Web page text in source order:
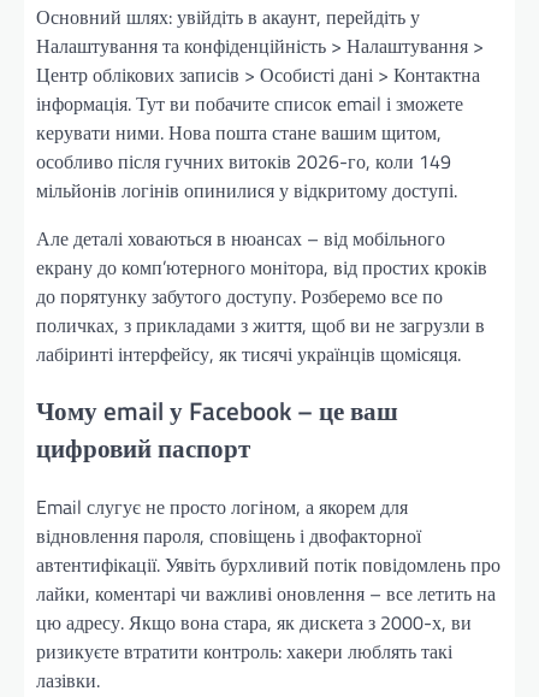
Основний шлях: увійдіть в акаунт, перейдіть у
Налаштування та конфіденційність > Налаштування >
Центр облікових записів > Особисті дані > Контактна
інформація. Тут ви побачите список email і зможете
керувати ними. Нова пошта стане вашим щитом,
особливо після гучних витоків 2026-го, коли 149
мільйонів логінів опинилися у відкритому доступі.
Але деталі ховаються в нюансах – від мобільного
екрану до комп’ютерного монітора, від простих кроків
до порятунку забутого доступу. Розберемо все по
поличках, з прикладами з життя, щоб ви не загрузли в
лабіринті інтерфейсу, як тисячі українців щомісяця.
Чому email у Facebook – це ваш
цифровий паспорт
Email слугує не просто логіном, а якорем для
відновлення пароля, сповіщень і двофакторної
автентифікації. Уявіть бурхливий потік повідомлень про
лайки, коментарі чи важливі оновлення – все летить на
цю адресу. Якщо вона стара, як дискета з 2000-х, ви
ризикуєте втратити контроль: хакери люблять такі
лазівки.